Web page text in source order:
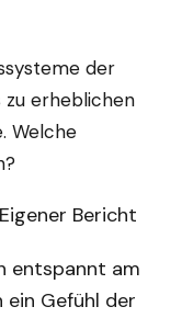
der
zu erheblichen
Welche
Eigener Bericht
entspannt am
Gefühl der